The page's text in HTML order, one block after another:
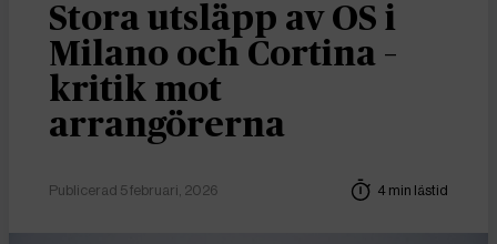
Stora utsläpp av OS i
Milano och Cortina –
kritik mot
arrangörerna
Publicerad 5 februari, 2026 4 min lästid